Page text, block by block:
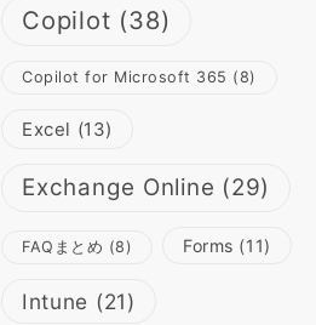
Copilot (38)
Copilot for Microsoft 365 (8)
Excel (13)
Exchange Online (29)
FAQまとめ (8) Forms (11)
Intune (21)